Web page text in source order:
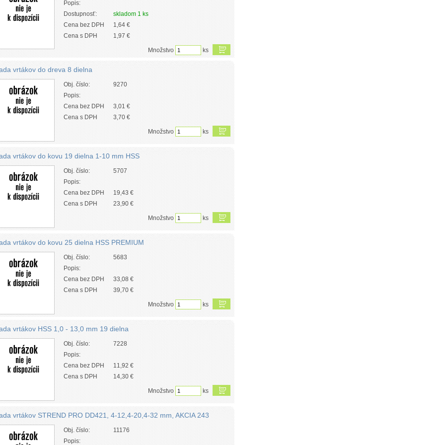
Popis:
Dostupnosť:
skladom 1 ks
Cena bez DPH
1,64 €
Cena s DPH
1,97 €
Množstvo ks
vrtákov do dreva 8 dielna
Obj. číslo:
9270
Popis:
Cena bez DPH
3,01 €
Cena s DPH
3,70 €
Množstvo ks
vrtákov do kovu 19 dielna 1-10 mm HSS
Obj. číslo:
5707
Popis:
Cena bez DPH
19,43 €
Cena s DPH
23,90 €
Množstvo ks
vrtákov do kovu 25 dielna HSS PREMIUM
Obj. číslo:
5683
Popis:
Cena bez DPH
33,08 €
Cena s DPH
39,70 €
Množstvo ks
vrtákov HSS 1,0 - 13,0 mm 19 dielna
Obj. číslo:
7228
Popis:
Cena bez DPH
11,92 €
Cena s DPH
14,30 €
Množstvo ks
vrtákov STREND PRO DD421, 4-12,4-20,4-32 mm, AKCIA 243
Obj. číslo:
11176
Popis: